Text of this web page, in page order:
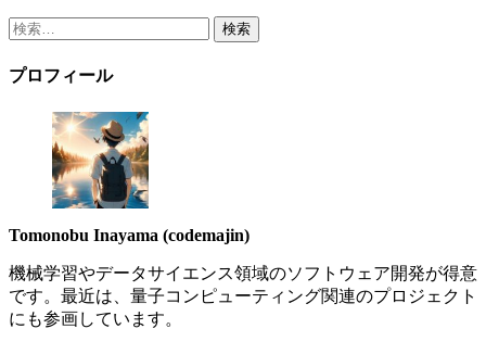
検
プロフィール
Tomonobu Inayama (codemajin)
機械学習やデータサイエンス領域のソフトウェア開発が得意
です。最近は、量子コンピューティング関連のプロジェクト
にも参画しています。